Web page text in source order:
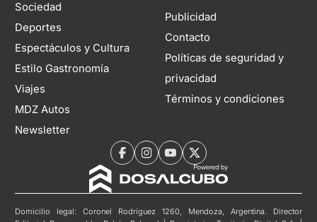
Sociedad
Deportes
Espectáculos y Cultura
Estilo Gastronomía
Viajes
MDZ Autos
Newsletter
Publicidad
Contacto
Políticas de seguridad y
privacidad
Términos y condiciones
Domicilio legal: Coronel Rodríguez 1260, Mendoza, Argentina. Director